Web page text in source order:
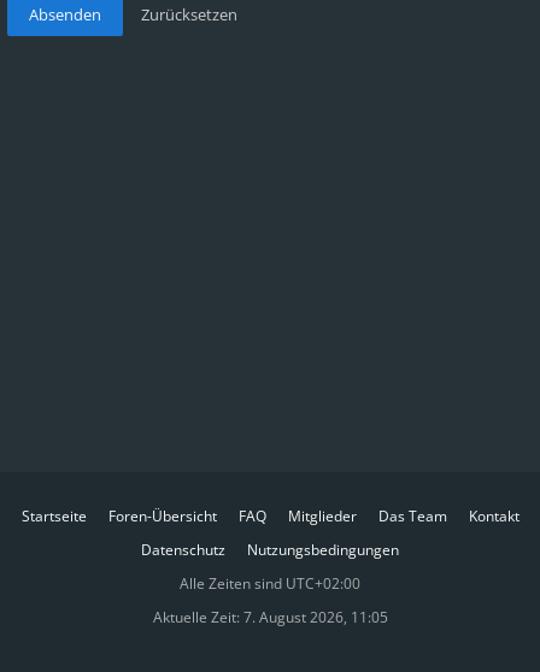
Startseite Foren-Übersicht FAQ Mitglieder Das Team
Kontakt
Datenschutz
Nutzungsbedingungen
Alle Zeiten sind UTC+02:00
Aktuelle Zeit: 7. August 2026, 11:05